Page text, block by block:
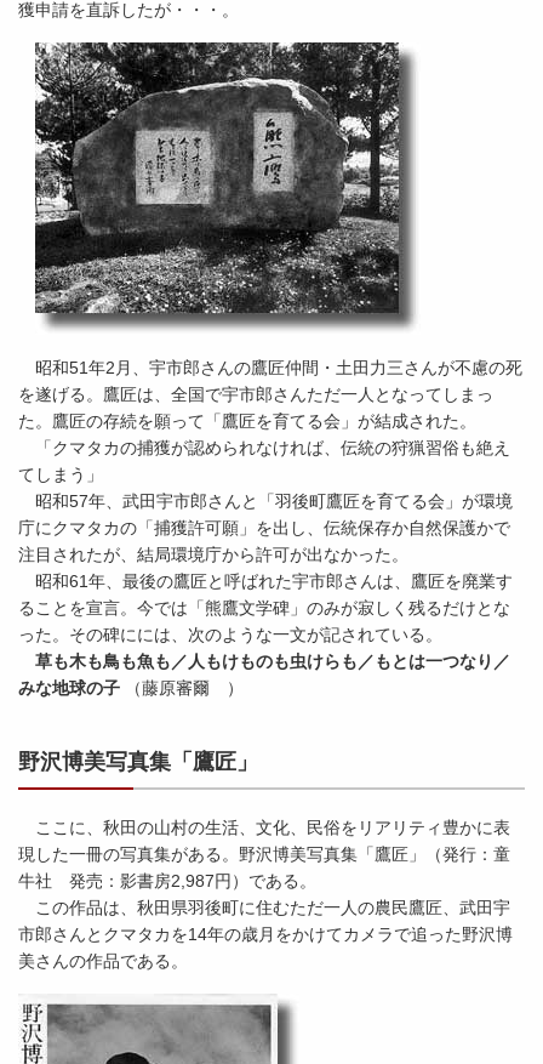
獲申請を直訴したが・・・。
昭和51年2月、宇市郎さんの鷹匠仲間・土田力三さんが不慮の死
を遂げる。鷹匠は、全国で宇市郎さんただ一人となってしまっ
た。鷹匠の存続を願って「鷹匠を育てる会」が結成された。
「クマタカの捕獲が認められなければ、伝統の狩猟習俗も絶え
てしまう」
昭和57年、武田宇市郎さんと「羽後町鷹匠を育てる会」が環境
庁にクマタカの「捕獲許可願」を出し、伝統保存か自然保護かで
注目されたが、結局環境庁から許可が出なかった。
昭和61年、最後の鷹匠と呼ばれた宇市郎さんは、鷹匠を廃業す
ることを宣言。今では「熊鷹文学碑」のみが寂しく残るだけとな
った。その碑にには、次のような一文が記されている。
草も木も鳥も魚も／人もけものも虫けらも／もとは一つなり／
みな地球の子 （藤原審爾 ）
野沢博美写真集「鷹匠」
ここに、秋田の山村の生活、文化、民俗をリアリティ豊かに表
現した一冊の写真集がある。野沢博美写真集「鷹匠」（発行：童
牛社 発売：影書房2,987円）である。
この作品は、秋田県羽後町に住むただ一人の農民鷹匠、武田宇
市郎さんとクマタカを14年の歳月をかけてカメラで追った野沢博
美さんの作品である。